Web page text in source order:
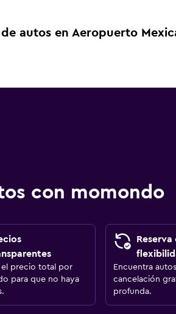
autos en Aeropuerto
con momondo
el precio total por
para que no haya
Reserva
Encuentra
cancelación
profunda.